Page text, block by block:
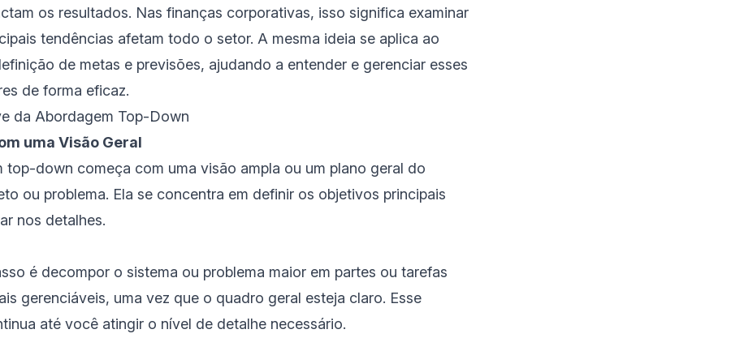
os resultados. Nas finanças corporativas, isso significa examinar
tendências afetam todo o setor. A mesma ideia se aplica ao
de metas e previsões, ajudando a entender e gerenciar esses
de forma eficaz.
da Abordagem Top-Down
uma Visão Geral
top-down começa com uma visão ampla ou um plano geral do
ou problema. Ela se concentra em definir os objetivos principais
nos detalhes.
é decompor o sistema ou problema maior em partes ou tarefas
gerenciáveis, uma vez que o quadro geral esteja claro. Esse
até você atingir o nível de detalhe necessário.